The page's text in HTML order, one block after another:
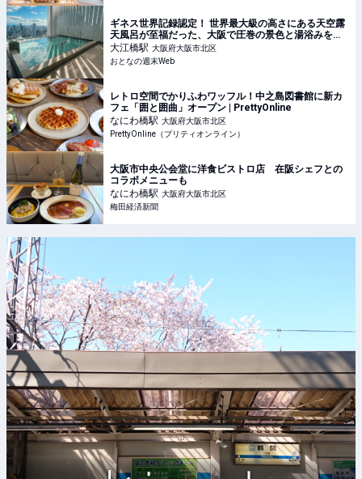
ギネス世界記録認定！ 世界最大級の高さにある天空露
天風呂が至福だった、大阪で圧巻の景色と湯浴みを堪
能
大江橋駅 大阪府大阪市北区
おとなの週末Web
レトロ空間でかりふわワッフル！中之島図書館に新カ
フェ「囲と囲曲」オープン | PrettyOnline
なにわ橋駅 大阪府大阪市北区
PrettyOnline（プリティオンライン）
大阪市中央公会堂に洋食ビストロ店 在阪シェフとの
コラボメニューも
なにわ橋駅 大阪府大阪市北区
梅田経済新聞